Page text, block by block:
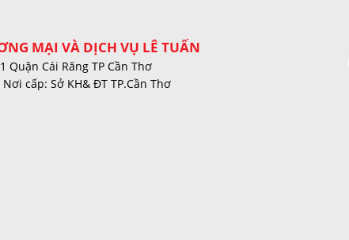
MẠI VÀ DỊCH VỤ LÊ TUẤN
Quận Cái Răng TP Cần Thơ
cấp: Sở KH& ĐT TP.Cần Thơ